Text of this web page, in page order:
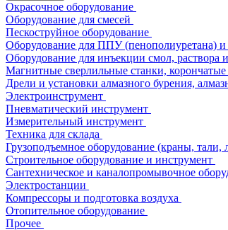
Окрасочное оборудование
Оборудование для смесей
Пескоструйное оборудование
Оборудование для ППУ (пенополиуретана)
Оборудование для инъекции смол, раствора
Магнитные сверлильные станки,
Дрели и установки алмазного бурения,
Электроинструмент
Пневматический инструмент
Измерительный инструмент
Техника для склада
Грузоподъемное оборудование (краны, тали,
Строительное оборудование и инструмент
Сантехническое и каналопромывочное
Электростанции
Компрессоры и подготовка воздуха
Отопительное оборудование
Прочее